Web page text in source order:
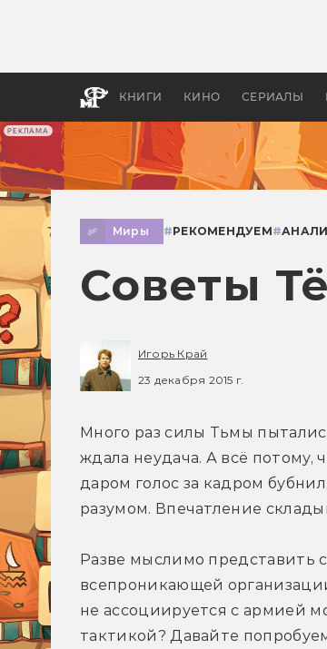
РЕКЛАМА
КНИГИ КИНО СЕРИАЛЫ
Миры #РЕКОМЕНДУЕМ#
Советы
Игорь Край
23 декабря 2015 г.
Много раз силы Тьмы
ждала неудача. А всё
даром голос за кадром
разумом. Впечатление
Разве мыслимо представить
всепроникающей
не ассоциируется с армией
тактикой? Давайте